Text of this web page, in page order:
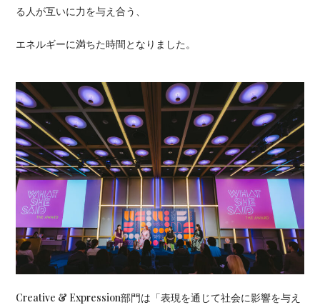
る人が互いに力を与え合う、
エネルギーに満ちた時間となりました。
Creative & Expression部門は「表現を通じて社会に影響を与え